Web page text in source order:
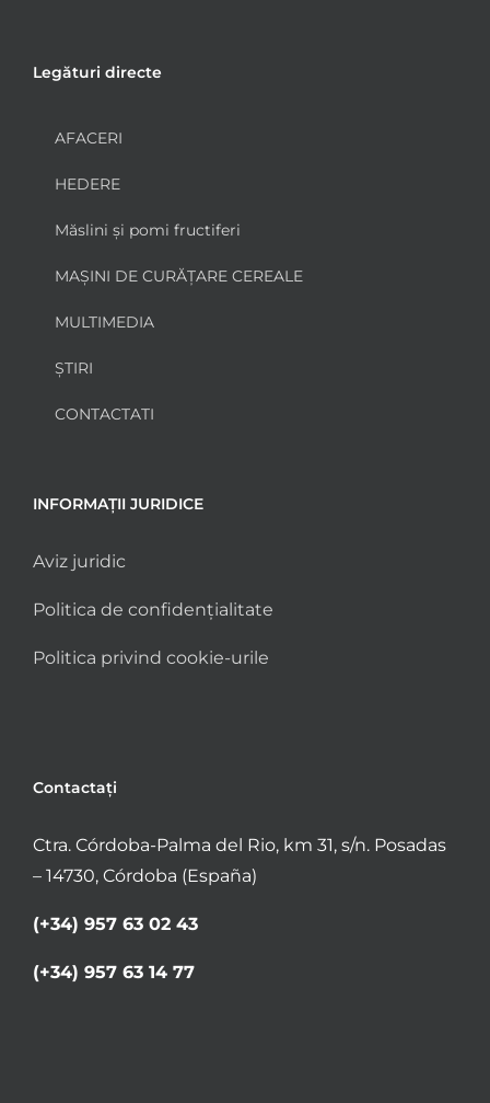
Legături directe
AFACERI
HEDERE
Măslini și pomi fructiferi
MAȘINI DE CURĂȚARE CEREALE
MULTIMEDIA
ȘTIRI
CONTACTATI
INFORMAȚII JURIDICE
Aviz juridic
Politica de confidențialitate
Politica privind cookie-urile
Contactați
Ctra. Córdoba-Palma del Rio, km 31, s/n. Posadas
– 14730, Córdoba (España)
(+34) 957 63 02 43
(+34) 957 63 14 77